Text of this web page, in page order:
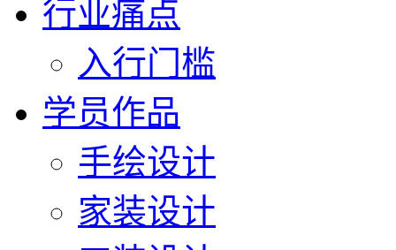
行业痛点
入行门槛
学员作品
手绘设计
家装设计